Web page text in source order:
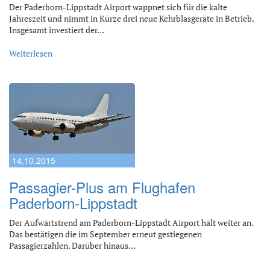
Der Paderborn-Lippstadt Airport wappnet sich für die kalte
Jahreszeit und nimmt in Kürze drei neue Kehrblasgeräte in Betrieb.
Insgesamt investiert der…
Weiterlesen
14.10.2015
Passagier-Plus am Flughafen
Paderborn-Lippstadt
Der Aufwärtstrend am Paderborn-Lippstadt Airport hält weiter an.
Das bestätigen die im September erneut gestiegenen
Passagierzahlen. Darüber hinaus…